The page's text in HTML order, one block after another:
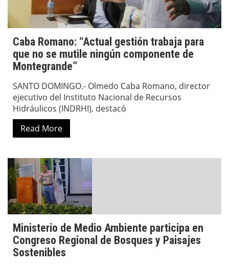
Caba Romano: “Actual gestión trabaja para
que no se mutile ningún componente de
Montegrande”
SANTO DOMINGO.- Olmedo Caba Romano, director
ejecutivo del Instituto Nacional de Recursos
Hidráulicos (INDRHI), destacó
Read More
Ministerio de Medio Ambiente participa en
Congreso Regional de Bosques y Paisajes
Sostenibles